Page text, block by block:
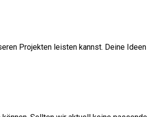
Projekten leisten kannst. Deine Ideen